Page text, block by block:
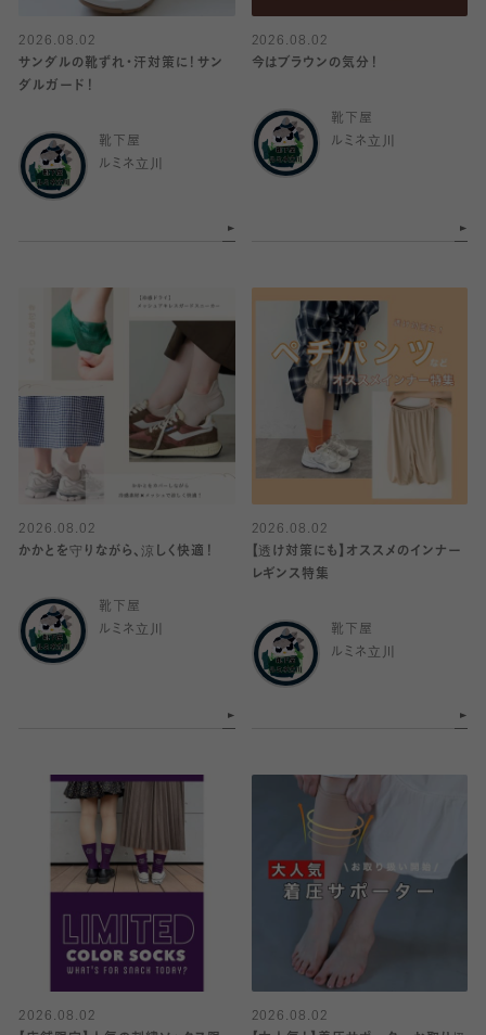
2026.08.02
サンダルの靴ずれ・汗対策に！サン
ダルガード！
靴下屋
ルミネ立川
2026.08.02
今はブラウンの気分！
靴下屋
ルミネ立川
2026.08.02
かかとを守りながら、涼しく快適！
靴下屋
ルミネ立川
2026.08.02
【透け対策にも】オススメのインナー
レギンス特集
靴下屋
ルミネ立川
2026.08.02
2026.08.02